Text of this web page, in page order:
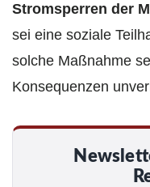
Stromsperren der
sei eine soziale
solche Maßnahme
Konsequenzen